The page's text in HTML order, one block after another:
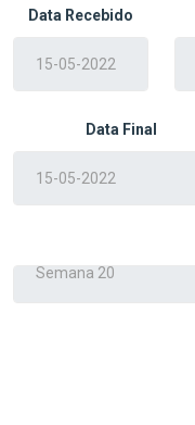
Data Recebido
Data Final